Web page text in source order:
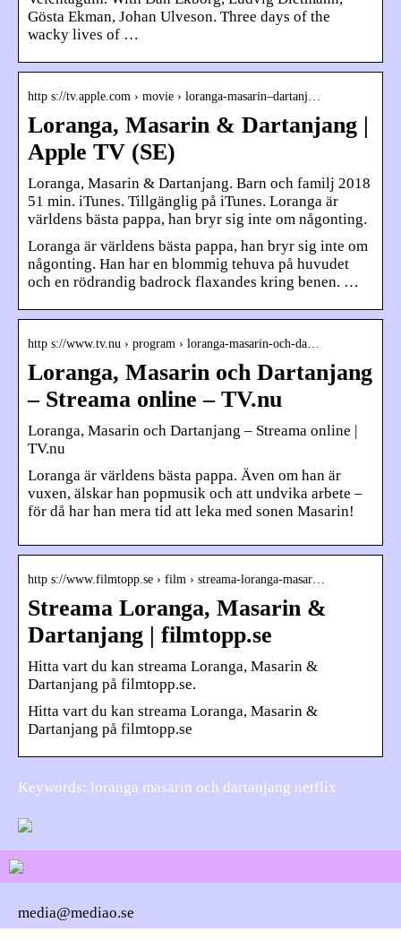
Gösta Ekman, Johan Ulveson. Three days of the
wacky lives of …
http s://tv.apple.com › movie › loranga-masarin–dartanj…
Loranga, Masarin & Dartanjang |
Apple TV (SE)
Loranga, Masarin & Dartanjang. Barn och familj 2018
51 min. iTunes. Tillgänglig på iTunes. Loranga är
världens bästa pappa, han bryr sig inte om någonting.
Loranga är världens bästa pappa, han bryr sig inte om
någonting. Han har en blommig tehuva på huvudet
och en rödrandig badrock flaxandes kring benen. …
http s://www.tv.nu › program › loranga-masarin-och-da…
Loranga, Masarin och Dartanjang
– Streama online – TV.nu
Loranga, Masarin och Dartanjang – Streama online |
TV.nu
Loranga är världens bästa pappa. Även om han är
vuxen, älskar han popmusik och att undvika arbete –
för då har han mera tid att leka med sonen Masarin!
http s://www.filmtopp.se › film › streama-loranga-masar…
Streama Loranga, Masarin &
Dartanjang | filmtopp.se
Hitta vart du kan streama Loranga, Masarin &
Dartanjang på filmtopp.se.
Hitta vart du kan streama Loranga, Masarin &
Dartanjang på filmtopp.se
Keywords: loranga masarin och dartanjang netflix
media@mediao.se